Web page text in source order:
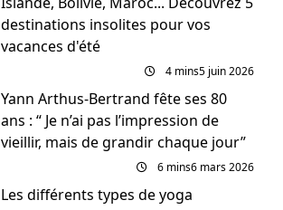
destinations insolites pour vos
vacances d'été
4 mins5 juin 2026
Yann Arthus-Bertrand fête ses 80
ans : “ Je n’ai pas l’impression de
vieillir, mais de grandir chaque jour”
6 mins6 mars 2026
Les différents types de yoga